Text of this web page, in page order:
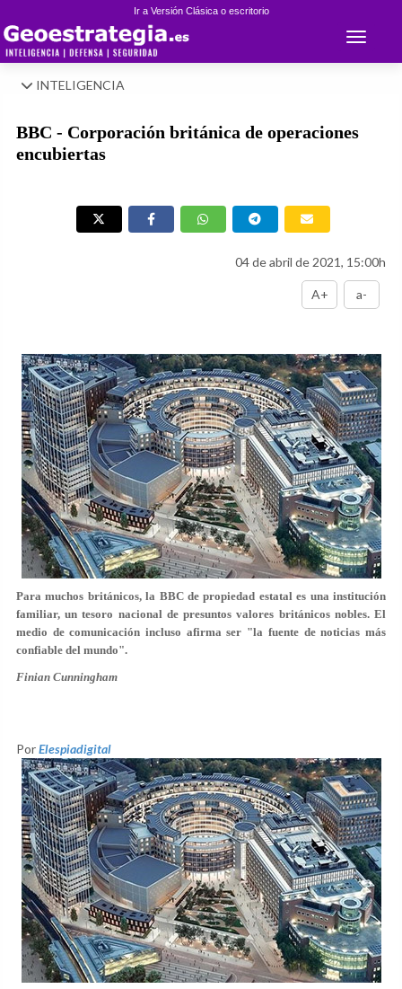
Ir a Versión Clásica o escritorio
Toggle
INTELIGENCIA
BBC - Corporación británica de operaciones
encubiertas
04 de abril de 2021, 15:00h
A+ a-
Para muchos británicos, la BBC de propiedad estatal es una institución
familiar, un tesoro nacional de presuntos valores británicos nobles. El
medio de comunicación incluso afirma ser "la fuente de noticias más
confiable del mundo".
Finian Cunningham
PorElespiadigital